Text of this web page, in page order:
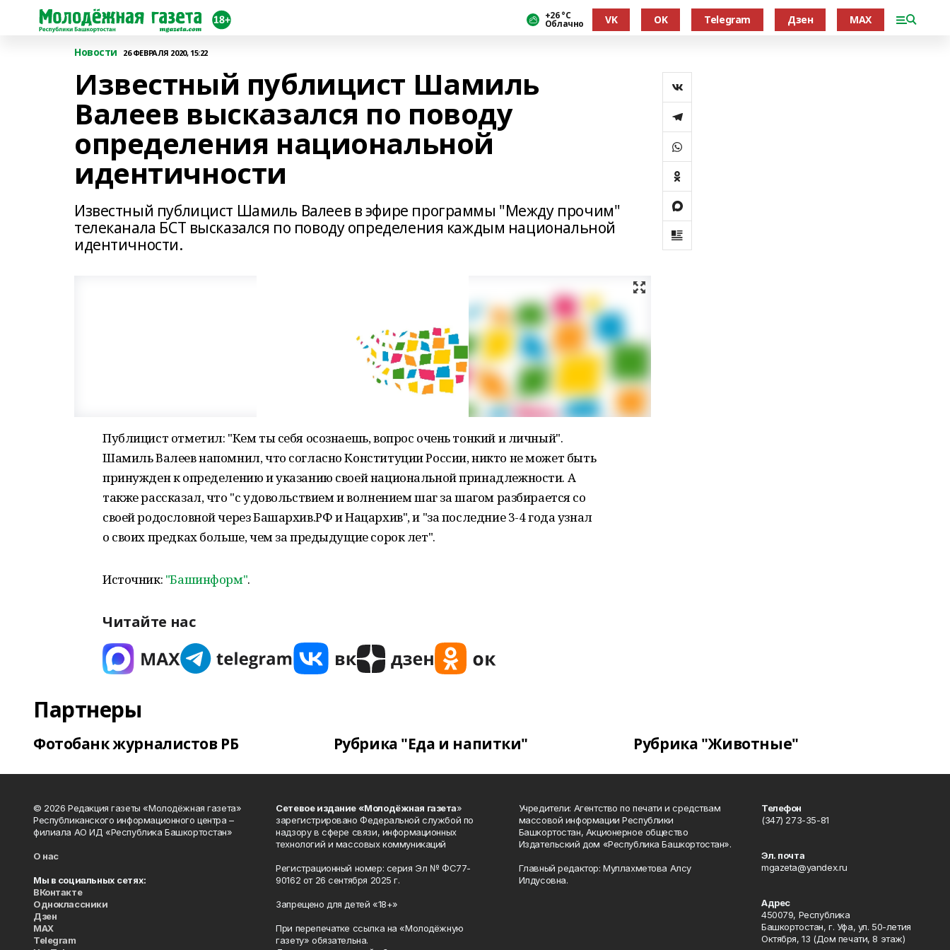
+26 °С
Облачно VK OK Telegram Дзен MAX
Новости 26 ФЕВРАЛЯ 2020, 15:22
Известный публицист Шамиль
Валеев высказался по поводу
определения национальной
идентичности
Известный публицист Шамиль Валеев в эфире программы "Между прочим"
телеканала БСТ высказался по поводу определения каждым национальной
идентичности.
Публицист отметил: "Кем ты себя осознаешь, вопрос очень тонкий и личный".
Шамиль Валеев напомнил, что согласно Конституции России, никто не может быть
принужден к определению и указанию своей национальной принадлежности. А
также рассказал, что "с удовольствием и волнением шаг за шагом разбирается со
своей родословной через Башархив.РФ и Нацархив", и "за последние 3-4 года узнал
о своих предках больше, чем за предыдущие сорок лет".
Источник: "Башинформ".
Читайте нас
Партнеры
Фотобанк журналистов РБ Рубрика "Еда и напитки" Рубрика "Животные"
© 2026 Редакция газеты «Молодёжная газета»
Республиканского информационного центра –
филиала АО ИД «Республика Башкортостан»
О нас
Мы в социальных сетях:
ВКонтакте
Одноклассники
Дзен
MAX
Telegram
Сетевое издание «Молодёжная газета»
зарегистрировано Федеральной службой по
надзору в сфере связи, информационных
технологий и массовых коммуникаций
Регистрационный номер: серия Эл № ФС77-
90162 от 26 сентября 2025 г.
Запрещено для детей «18+»
При перепечатке ссылка на «Молодёжную
газету» обязательна.
Учредители: Агентство по печати и средствам
массовой информации Республики
Башкортостан, Акционерное общество
Издательский дом «Республика Башкортостан».
Главный редактор: Муллахметова Алсу
Илдусовна.
Телефон
(347) 273-35-81
Эл. почта
mgazeta@yandex.ru
Адрес
450079, Республика
Башкортостан, г. Уфа, ул. 50-летия
Октября, 13 (Дом печати, 8 этаж)